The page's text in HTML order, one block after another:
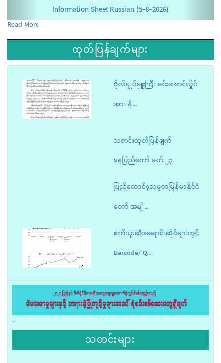
Information Sheet Russian (5-8-2026)
Read More
ထုတ်ပြန်ချက်များ
ဗိုလ်ချုပ်မှူးကြီး မင်းအောင်လှိုင်
အား နိ...
သတင်းထုတ်ပြန်ချက်
နေပြည်တော် မတ် ၂၃
ပြည်ထောင်စုသမ္မတမြန်မာနိုင်ငံ
တော် အမျို...
စက်သုံးဆီအရောင်းဆိုင်များတွင်
Barcode/ Q...
« first ‹ previous 1 2 3 4
next ›
last »
.
သတင်းများ